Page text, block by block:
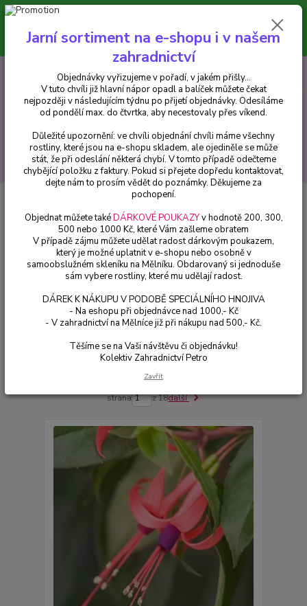
Minimální hodnota pro odeslání z e-shopu je 300 Kč.
V tuto chvíli již hlavní nápor objednávek opadl a balíček můžete čekat
nejpozději v následujícím týdnu po přijetí objednávky. Objednávky
vyřizujeme v pořadí, v jakém přišly...
Menu
CZK
Hledat
+420 602 223 614
Fuchsie
Mrazuvzdorné fuchsie
Upřesnit parametry
Nejlevnější Nejdražší
Zobrazuji 1-30 z 536
strana z 18další
Jarní sortiment na e-shopu i v našem
zahradnictví
Objednávky vyřizujeme v pořadí, v jakém přišly...
V tuto chvíli již hlavní nápor opadl a balíček můžete čekat
nejpozději v následujícím týdnu po přijetí objednávky. Odesíláme
od pondělí max. do čtvrtka, aby necestovaly přes víkend.
Důležité upozornění: ve chvíli objednání chvíli máme všechny
rostliny, které jsou na e-shopu skladem, ale ojediněle se může
stát, že při odeslání některá chybí. V tomto případě odečteme
chybějící položku z faktury. Pokud si přejete dopředu kontaktovat,
dejte nám to prosím vědět do poznámky. Děkujeme za
pochopení.
Objednat můžete takéDÁRKOVÉ POUKAZYv hodnotě 200, 300,
500 nebo 1000 Kč, které Vám zašleme obratem
V případě zájmu můžete udělat radost dárkovým poukazem,
který je možné uplatnit v e-shopu nebo osobně v
samoobslužném skleníku na Mělníku. Obdarovaný si jednoduše
sám vybere rostliny, které mu udělají radost.
DÁREK K NÁKUPU V PODOBĚ SPECIÁLNÍHO HNOJIVA
- Na eshopu při objednávce nad 1000,- Kč
- V zahradnictví na Mělníce již při nákupu nad 500,- Kč.
Těšíme se na Vaši návštěvu či objednávku!
Kolektiv Zahradnictví Petro
Zavřít